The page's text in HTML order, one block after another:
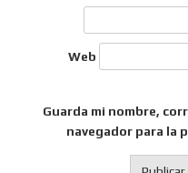
Web
Guarda mi nombre,
navegador para la